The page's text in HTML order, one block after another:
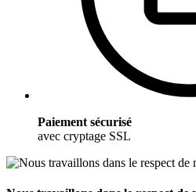
Paiement sécurisé
avec cryptage SSL